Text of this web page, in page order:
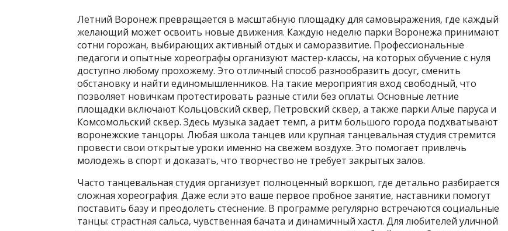
Летний Воронеж превращается в масштабную площадку для самовыражения‚ где каждый
желающий может освоить новые движения. Каждую неделю парки Воронежа принимают
сотни горожан‚ выбирающих активный отдых и саморазвитие. Профессиональные
педагоги и опытные хореографы организуют мастер-классы‚ на которых обучение с нуля
доступно любому прохожему. Это отличный способ разнообразить досуг‚ сменить
обстановку и найти единомышленников. На такие мероприятия вход свободный‚ что
позволяет новичкам протестировать разные стили без оплаты. Основные летние
площадки включают Кольцовский сквер‚ Петровский сквер‚ а также парки Алые паруса и
Комсомольский сквер. Здесь музыка задает темп‚ а ритм большого города подхватывают
воронежские танцоры. Любая школа танцев или крупная танцевальная студия стремится
провести свои открытые уроки именно на свежем воздухе. Это помогает привлечь
молодежь в спорт и доказать‚ что творчество не требует закрытых залов.
Часто танцевальная студия организует полноценный воркшоп‚ где детально разбирается
сложная хореография. Даже если это ваше первое пробное занятие‚ наставники помогут
поставить базу и преодолеть стеснение. В программе регулярно встречаются социальные
танцы: страстная сальса‚ чувственная бачата и динамичный хастл. Для любителей уличной